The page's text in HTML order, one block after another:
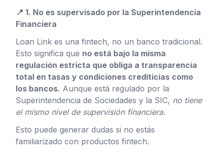
📍 1. No es supervisado por la Superintendencia
Financiera
Loan Link es una fintech, no un banco tradicional.
Esto significa que no está bajo la misma
regulación estricta que obliga a transparencia
total en tasas y condiciones crediticias como
los bancos. Aunque está regulado por la
Superintendencia de Sociedades y la SIC, no tiene
el mismo nivel de supervisión financiera.
Esto puede generar dudas si no estás
familiarizado con productos fintech.